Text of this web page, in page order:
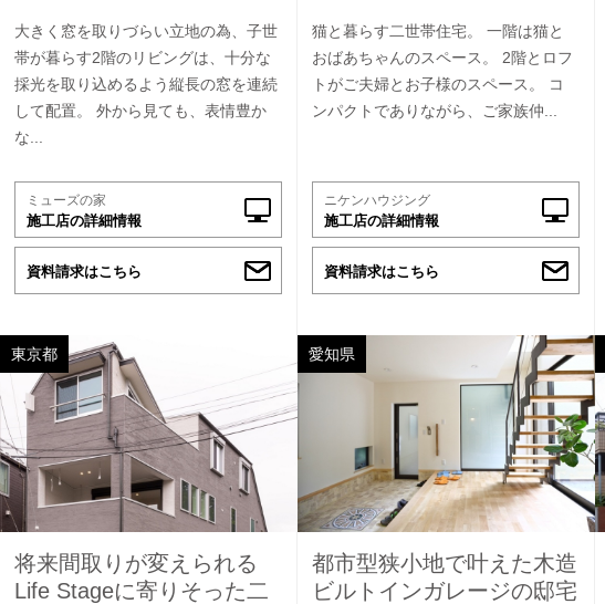
大きく窓を取りづらい立地の為、子世
帯が暮らす2階のリビングは、十分な
採光を取り込めるよう縦長の窓を連続
して配置。 外から見ても、表情豊か
な...
ミューズの家
施工店の詳細情報
資料請求はこちら
猫と暮らす二世帯住宅。 一階は猫と
おばあちゃんのスペース。 2階とロフ
トがご夫婦とお子様のスペース。 コ
ンパクトでありながら、ご家族仲...
ニケンハウジング
施工店の詳細情報
資料請求はこちら
東京都
将来間取りが変えられる
Life Stageに寄りそった二
愛知県
都市型狭小地で叶えた木造
ビルトインガレージの邸宅